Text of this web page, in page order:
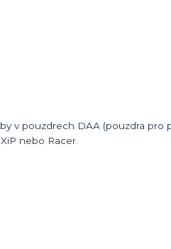
v pouzdrech DAA (pouzdra pro
nebo Racer.